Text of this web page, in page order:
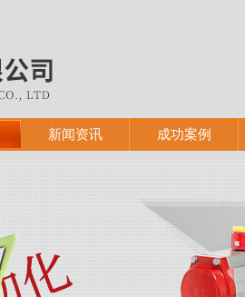
新闻资讯 成功案例